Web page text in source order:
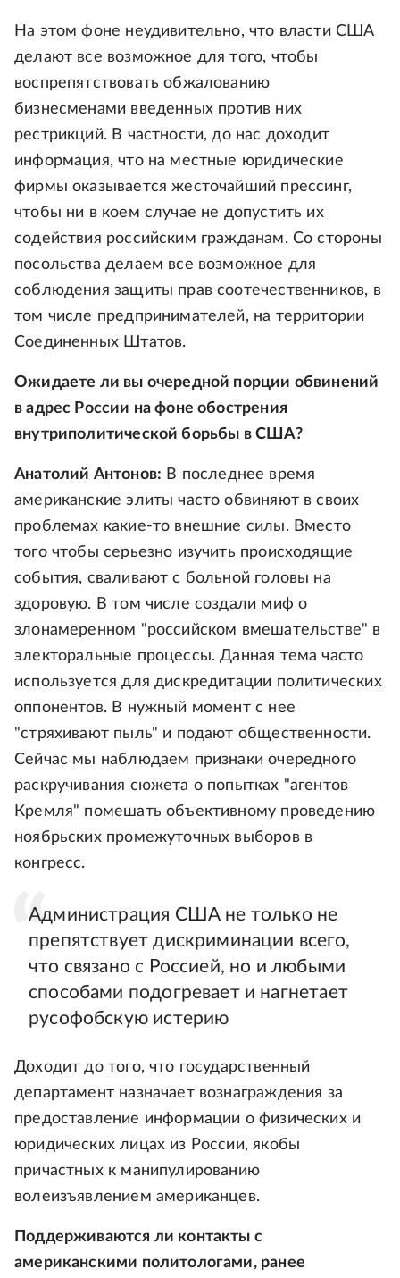
На этом фоне неудивительно, что власти США
делают все возможное для того, чтобы
воспрепятствовать обжалованию
бизнесменами введенных против них
рестрикций. В частности, до нас доходит
информация, что на местные юридические
фирмы оказывается жесточайший прессинг,
чтобы ни в коем случае не допустить их
содействия российским гражданам. Со стороны
посольства делаем все возможное для
соблюдения защиты прав соотечественников, в
том числе предпринимателей, на территории
Соединенных Штатов.
Ожидаете ли вы очередной порции обвинений
в адрес России на фоне обострения
внутриполитической борьбы в США?
Анатолий Антонов: В последнее время
американские элиты часто обвиняют в своих
проблемах какие-то внешние силы. Вместо
того чтобы серьезно изучить происходящие
события, сваливают с больной головы на
здоровую. В том числе создали миф о
злонамеренном "российском вмешательстве" в
электоральные процессы. Данная тема часто
используется для дискредитации политических
оппонентов. В нужный момент с нее
"стряхивают пыль" и подают общественности.
Сейчас мы наблюдаем признаки очередного
раскручивания сюжета о попытках "агентов
Кремля" помешать объективному проведению
ноябрьских промежуточных выборов в
конгресс.
Администрация США не только не
препятствует дискриминации всего,
что связано с Россией, но и любыми
способами подогревает и нагнетает
русофобскую истерию
Доходит до того, что государственный
департамент назначает вознаграждения за
предоставление информации о физических и
юридических лицах из России, якобы
причастных к манипулированию
волеизъявлением американцев.
Поддерживаются ли контакты с
американскими политологами, ранее